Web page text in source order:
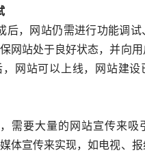
网站处于良好状态，并向
网站可以上线，网站建设
体宣传来实现，如电视、